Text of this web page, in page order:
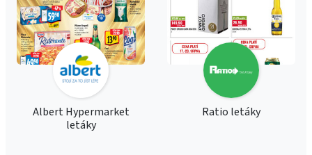
Albert Hypermarket
letáky
Ratio letáky